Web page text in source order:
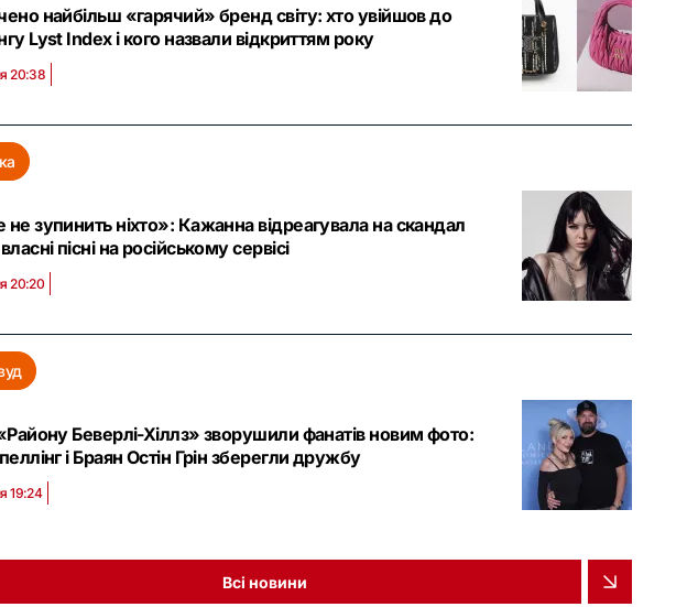
найбільш «гарячий» бренд світу: хто увійшов до
Lyst Index і кого назвали відкриттям року
20:38
зупинить ніхто»: Кажанна відреагувала на скандал
пісні на російському сервісі
20:20
Беверлі-Хіллз» зворушили фанатів новим фото:
і Браян Остін Грін зберегли дружбу
19:24
Всі новини